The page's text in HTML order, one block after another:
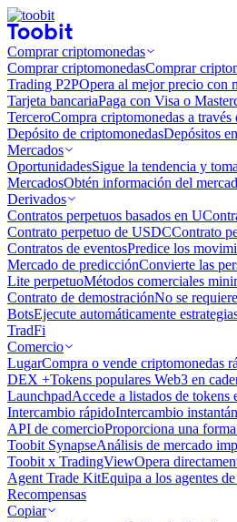
Comprar criptomonedas
Comprar criptomonedasComprar
Trading P2POpera al mejor precio con
Tarjeta bancariaPaga con Visa o
TerceroCompra criptomonedas a
Depósito de criptomonedasDepósitos
Mercados
OportunidadesSigue la tendencia y
MercadosObtén información del
Derivados
Contratos perpetuos basados ​​en U
Contrato perpetuo de USDCContrato
Contratos de eventosPredice los
Mercado de predicciónConvierte las
Lite perpetuoMétodos comerciales
Contrato de demostraciónNo se
BotsEjecute automáticamente
TradFi
Comercio
LugarCompra o vende criptomonedas
DEX +Tokens populares Web3 en
LaunchpadAccede a listados de tokens
Intercambio rápidoIntercambio
API de comercioProporciona una
Toobit SynapseAnálisis de mercado
Toobit x TradingViewOpera
Agent Trade KitEquipa a los agentes
Recompensas
Copiar